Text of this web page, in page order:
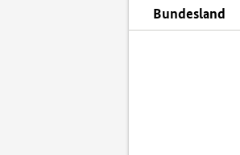
Bundesland